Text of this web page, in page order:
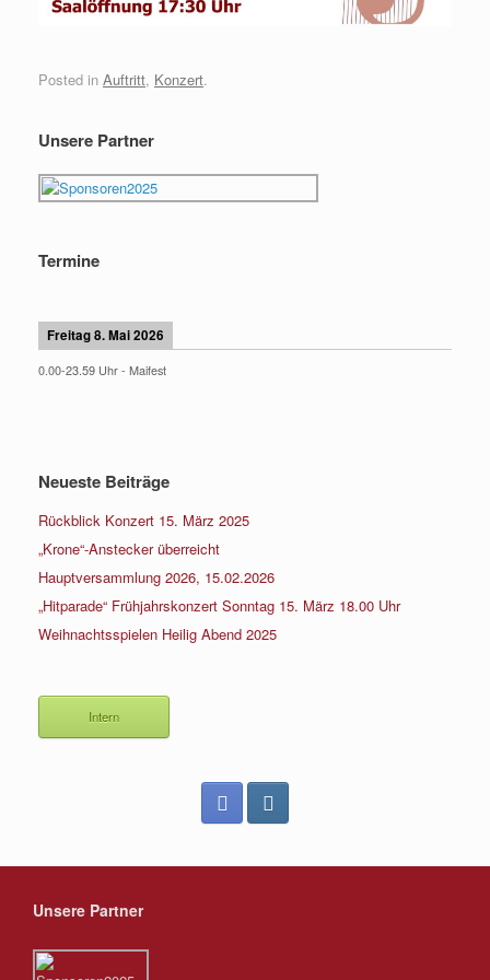
Posted in Auftritt, Konzert.
Unsere Partner
Termine
Freitag 8. Mai 2026
0.00-23.59 Uhr - Maifest
Neueste Beiträge
Rückblick Konzert 15. März 2025
„Krone“-Anstecker überreicht
Hauptversammlung 2026, 15.02.2026
„Hitparade“ Frühjahrskonzert Sonntag 15. März 18.00 Uhr
Weihnachtsspielen Heilig Abend 2025
Intern
Unsere Partner